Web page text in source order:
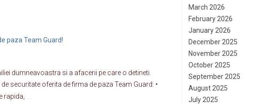
paza Team Guard!
dumneavoastra si a afacerii pe care o detineti.
securitate oferita de firma de paza Team Guard: •
rapida,
March 2026
February 2026
January 2026
December 2025
November 2025
October 2025
September 2025
August 2025
July 2025